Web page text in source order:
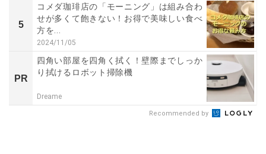
5
コメダ珈琲店の「モーニング」は組み合わ
せが多くて飽きない！お得で美味しい食べ
方を...
2024/11/05
PR
四角い部屋を四角く拭く！壁際までしっか
り拭けるロボット掃除機
Dreame
Recommended by